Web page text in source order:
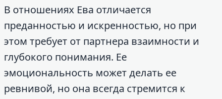
В отношениях Ева отличается
преданностью и искренностью, но при
этом требует от партнера взаимности и
глубокого понимания. Ее
эмоциональность может делать ее
ревнивой, но она всегда стремится к